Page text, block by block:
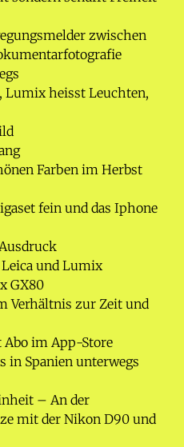
zwischen
Lumix heisst Leuchten,
Farben im Herbst
fein und das Iphone
und Lumix
GX80
Verhältnis zur Zeit und
im App-Store
in Spanien unterwegs
– An der
mit der Nikon D90 und